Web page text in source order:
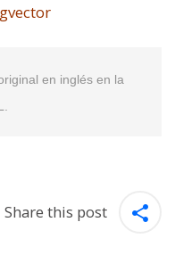
en inglés en la
Share this post